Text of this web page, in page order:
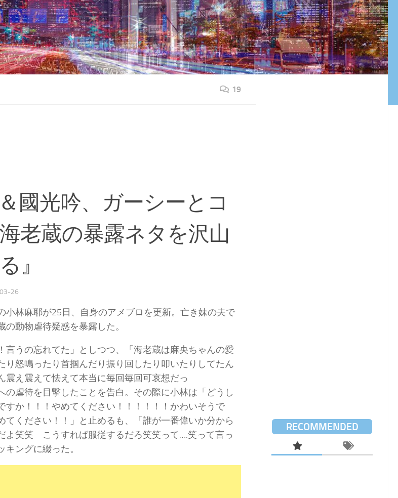
19
國光吟、ガーシーとコ
老蔵の暴露ネタを沢山
』
26
小林麻耶が25日、自身のアメブロを更新。亡き妹の夫で
動物虐待疑惑を暴露した。
言うの忘れてた」としつつ、「海老蔵は麻央ちゃんの愛
り怒鳴ったり首掴んだり振り回したり叩いたりしてたん
震え震えて怯えて本当に毎回毎回可哀想だっ
の虐待を目撃したことを告白。その際に小林は「どうし
すか！！！やめてください！！！！！！かわいそうで
てください！！」と止めるも、「誰が一番偉いか分から
よ笑笑 こうすれば服従するだろ笑笑って….笑って言っ
ングに綴った。
RECOMMENDED